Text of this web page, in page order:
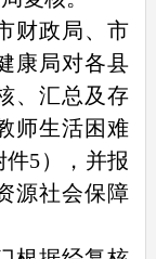
财政局、市
康局对各县
、汇总及存
师生活困难
5），并报
源社会保障